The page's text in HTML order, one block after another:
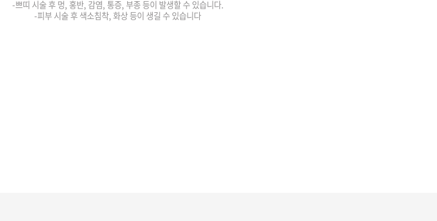
-쁘띠 시술 후 멍, 홍반, 감염, 통증, 부종 등이 발생할 수 있습니다.
-피부 시술 후 색소침착, 화상 등이 생길 수 있습니다